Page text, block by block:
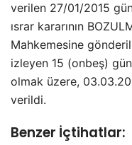
verilen 27/01/2015
ısrar kararının
Mahkemesine
izleyen 15 (onbeş)
olmak üzere,
verildi.
Benzer İçtihatlar: